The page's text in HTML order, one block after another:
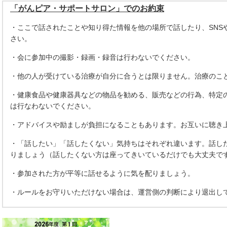
「がんピア・サポートサロン」でのお約束
・ここで話されたことや知り得た情報を他の場所で話したり、
さい。
・会に参加中の撮影・録画・録音は行わないでください。
・他の人が受けている治療が自分に合うとは限りません。治療の
・健康食品や健康器具などの物品を勧める、販売などの行為、特
は行なわないでください。
・アドバイスや励ましが負担になることもあります。お互いに聴き
・「話したい」「話したくない」気持ちはそれぞれ違います。話
りましょう（話したくない方は座ってきいているだけでも大丈夫で
・参加された方が平等に話せるように気を配りましょう。
・ルールをお守りいただけない場合は、運営側の判断により退出